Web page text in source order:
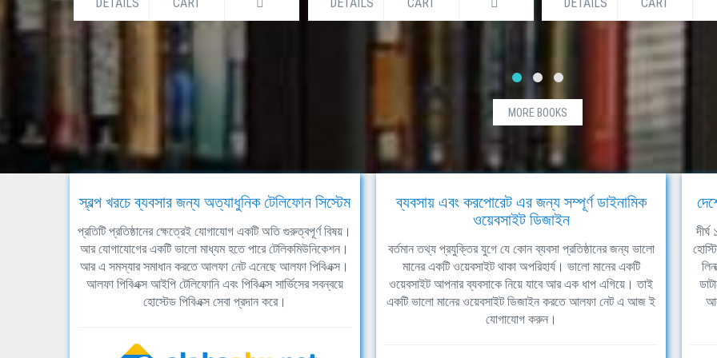
MORE BOOKS
স্বল্প খরচে ব্যবসার জন্য অত্যাধুনিক টেলিফোন সিস্টেম
প্রতিটি প্রতিষ্ঠানের ক্ষেত্রেই যোগাযোগ একটি অতি গুরুত্বপূর্ণ বিষয়।
আর যোগাযোগের একটি ভালো মাধ্যম হতে পারে টেলিকমিউনিকেশন।
আর এ সমস্যার সমাধান করতে আলফা নেট এনেছে আলফা পিবিএক্স।
আলফা পিবিএক্স আইপি টেলিফোনি এবং পিবিএক্স সার্ভিসের সবন্বয়ে
হোস্টেড পিবিএক্স সেবা প্রদান করে।
ব্যবসায় এবং করপোরেট এর জন্য সম্পূর্ণ ডাইনামিক
ওয়েবসাইট ডিজাইন
বর্তমান তথ্য প্রযুক্তির যুগে যে কোন ব্যবসা প্রতিষ্ঠানের জন্য ভালো
মানের একটি ওয়েবসাইট থাকা অপরিহার্য। ভালো মানের একটি
ওয়েবসাইট আপনার ব্যবসাকে নিয়ে যাবে আর এক ধাপ এগিয়ে। তাই
একটি ভালো মানের ওয়েবসাইট ডিজাইন করতে আলফা নেট এ আজ ই
যোগাযোগ করুন।